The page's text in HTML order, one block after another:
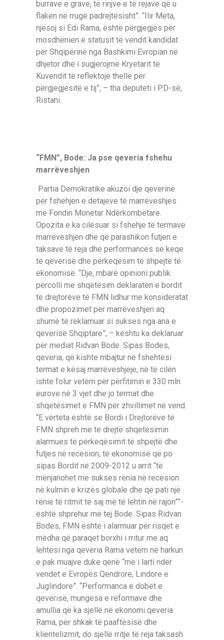
burrave e grave, të rinjve e të rejave që u
flakën në rrugë padrejtësisht”. “Ilir Meta,
njësoj si Edi Rama, është përgjegjës për
mosdhënien e statusit të vendit kandidat
për Shqipërinë nga Bashkimi Evropian në
dhjetor dhe i sugjerojmë Kryetarit të
Kuvendit të reflektojë thellë për
përgjegjësitë e tij”, – tha deputeti i PD-së,
Ristani.
“FMN”, Bode: Ja pse qeveria fshehu
marrëveshjen
Partia Demokratike akuzoi dje qeverinë
për fshehjen e detajeve të marrëveshjes
më Fondin Monetar Ndërkombëtare.
Opozita e ka cilësuar si fshehje të termave
marrëveshjen dhe që parashikon futjen e
taksave të reja dhe performancës së keqe
të qeverisë dhe përkeqësim të shpejtë të
ekonomisë. “Dje, mbarë opinioni publik
përcolli me shqetësim deklaratën e bordit
të drejtorëve të FMN lidhur me konsideratat
dhe propozimet për marrëveshjen aq
shumë të reklamuar si sukses nga ana e
qeverisë Shqiptare”, – kështu ka deklaruar
për mediat Ridvan Bode. Sipas Bodes,
qeveria, që kishte mbajtur në fshehtësi
termat e kësaj marrëveshjeje, në të cilën
ishte folur vetëm për përfitimin e 330 mln
eurove në 3 vjet dhe jo termat dhe
shqetësimet e FMN për zhvillimet në vend.
“E vërteta është se Bordi i Drejtorëve të
FMN shpreh me të drejtë shqetësimin
alarmues të përkeqësimit të shpejtë dhe
futjes në recesion, të ekonomisë që po
sipas Bordit në 2009-2012 u arrit “të
mënjanohet me sukses rënia në recesion
në kulmin e krizës globale dhe që pati një
rënie të ritmit të saj më të lehtin në rajon””-
është shprehur më tej Bode. Sipas Ridvan
Bodes, FMN është i alarmuar për risqet e
mëdha që paraqet borxhi i rritur me aq
lehtësi nga qeveria Rama vetëm në harkun
e pak muajve duke qenë “më i larti ndër
vendet e Evropës Qendrore, Lindore e
Juglindore”. “Performanca e dobët e
qeverisë, mungesa e reformave dhe
amullia që ka sjellë në ekonomi qeveria
Rama, për shkak të paaftësisë dhe
klientelizmit, do sjellë rritje të reja taksash